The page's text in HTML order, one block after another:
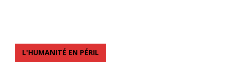
L'HUMANITÉ EN PÉRIL